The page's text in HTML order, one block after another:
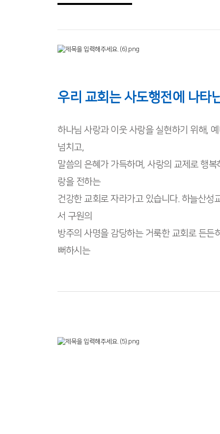
우리 교회는 사도행전에 나타
하나님 사랑과 이웃 사랑을 실현하기 위해,
넘치고,
말씀의 은혜가 가득하며, 사랑의 교제로 행
랑을 전하는
건강한 교회로 자라가고 있습니다. 하늘산성
서 구원의
방주의 사명을 감당하는 거룩한 교회로 든든
뻐하시는